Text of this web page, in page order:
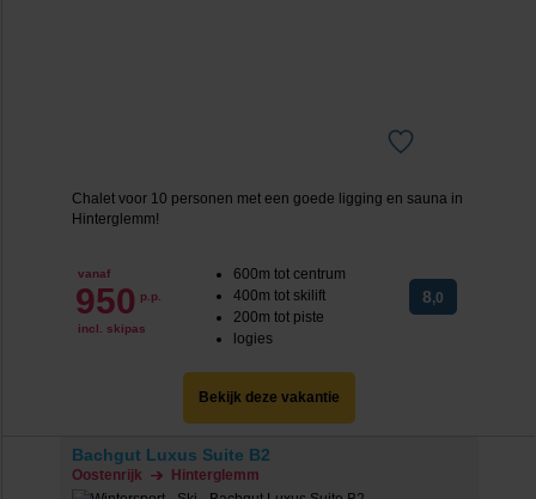
Chalet voor 10 personen met een goede ligging en sauna in
Hinterglemm!
vanaf
950 p.p.
incl. skipas
600m tot centrum
400m tot skilift
200m tot piste
logies
8,0
Bekijk deze vakantie
Bachgut Luxus Suite B2
Oostenrijk Hinterglemm